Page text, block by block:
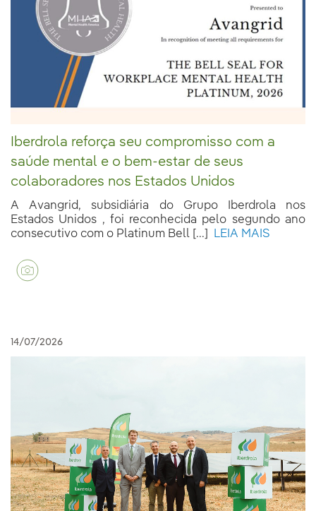
Iberdrola reforça seu compromisso com a
saúde mental e o bem-estar de seus
colaboradores nos Estados Unidos
A Avangrid, subsidiária do Grupo Iberdrola nos
Estados Unidos , foi reconhecida pelo segundo ano
consecutivo com o Platinum Bell [...]
LEIA MAIS
14/07/2026